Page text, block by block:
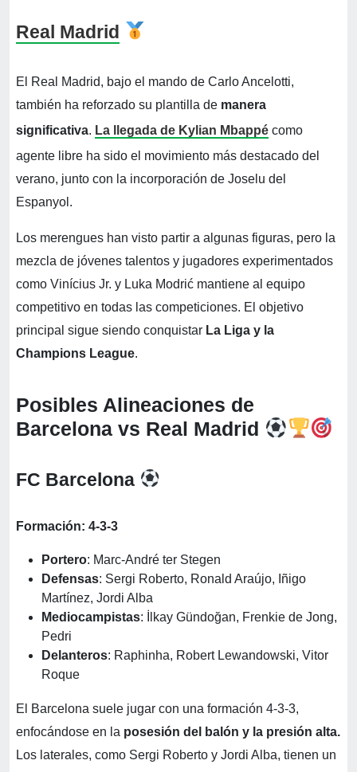
Real Madrid
El Real Madrid, bajo el mando de Carlo Ancelotti,
también ha reforzado su plantilla de manera
significativa. La llegada de Kylian Mbappé como
agente libre ha sido el movimiento más destacado del
verano, junto con la incorporación de Joselu del
Espanyol.
Los merengues han visto partir a algunas figuras, pero la
mezcla de jóvenes talentos y jugadores experimentados
como Vinícius Jr. y Luka Modrić mantiene al equipo
competitivo en todas las competiciones. El objetivo
principal sigue siendo conquistar La Liga y la
Champions League.
Posibles Alineaciones de
Barcelona vs Real Madrid
FC Barcelona
Formación: 4-3-3
Portero: Marc-André ter Stegen
Defensas: Sergi Roberto, Ronald Araújo, Iñigo
Martínez, Jordi Alba
Mediocampistas: İlkay Gündoğan, Frenkie de Jong,
Pedri
Delanteros: Raphinha, Robert Lewandowski, Vitor
Roque
El Barcelona suele jugar con una formación 4-3-3,
enfocándose en la posesión del balón y la presión alta.
Los laterales, como Sergi Roberto y Jordi Alba, tienen un